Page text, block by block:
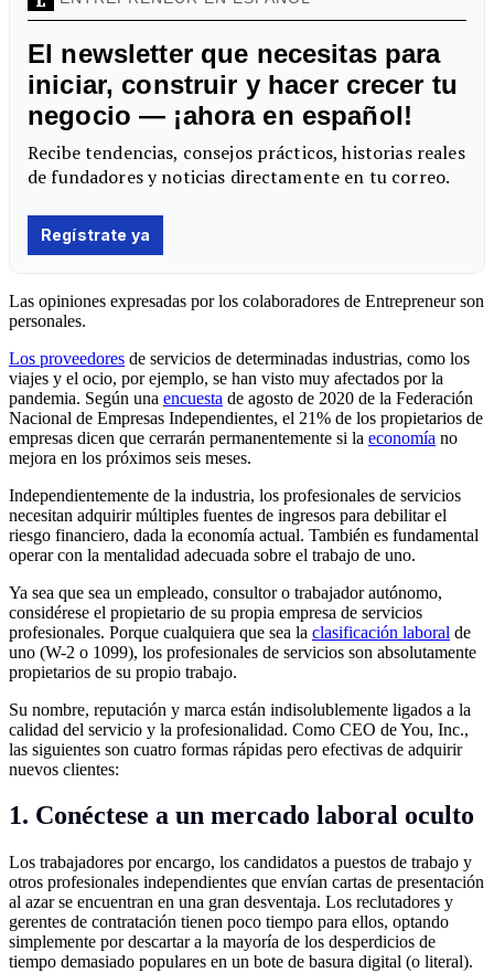
Las opiniones expresadas por los colaboradores de Entrepreneur son
personales.
Los proveedores de servicios de determinadas industrias, como los
viajes y el ocio, por ejemplo, se han visto muy afectados por la
pandemia. Según una encuesta de agosto de 2020 de la Federación
Nacional de Empresas Independientes, el 21% de los propietarios de
empresas dicen que cerrarán permanentemente si la economía no
mejora en los próximos seis meses.
Independientemente de la industria, los profesionales de servicios
necesitan adquirir múltiples fuentes de ingresos para debilitar el
riesgo financiero, dada la economía actual. También es fundamental
operar con la mentalidad adecuada sobre el trabajo de uno.
Ya sea que sea un empleado, consultor o trabajador autónomo,
considérese el propietario de su propia empresa de servicios
profesionales. Porque cualquiera que sea la clasificación laboral de
uno (W-2 o 1099), los profesionales de servicios son absolutamente
propietarios de su propio trabajo.
Su nombre, reputación y marca están indisolublemente ligados a la
calidad del servicio y la profesionalidad. Como CEO de You, Inc.,
las siguientes son cuatro formas rápidas pero efectivas de adquirir
nuevos clientes:
1. Conéctese a un mercado laboral oculto
Los trabajadores por encargo, los candidatos a puestos de trabajo y
otros profesionales independientes que envían cartas de presentación
al azar se encuentran en una gran desventaja. Los reclutadores y
gerentes de contratación tienen poco tiempo para ellos, optando
simplemente por descartar a la mayoría de los desperdicios de
tiempo demasiado populares en un bote de basura digital (o literal).